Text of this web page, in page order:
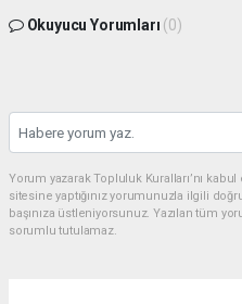
Okuyucu Yorumları (0)
Yorum yazarak Topluluk Kuralları’nı
sitesine yaptığınız yorumunuzla ilgili
başınıza üstleniyorsunuz. Yazılan tüm
sorumlu tutulamaz.